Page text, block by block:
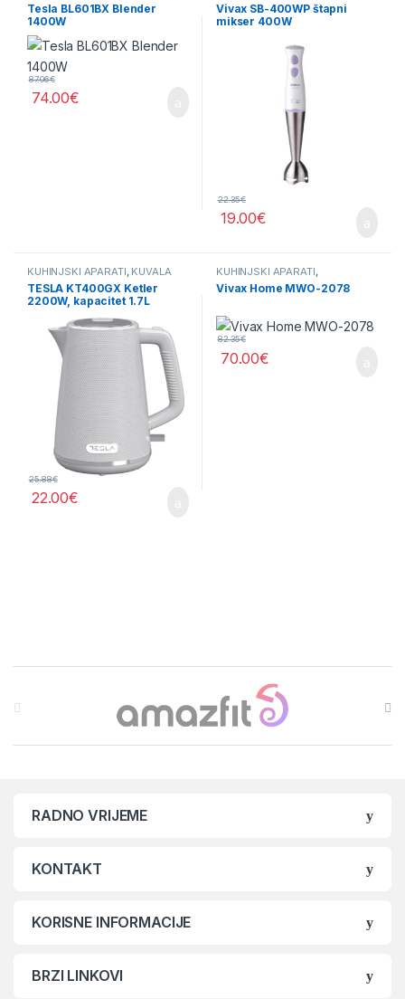
Tesla BL601BX Blender
1400W
87.06€
74.00€
Vivax SB-400WP štapni
mikser 400W
22.35€
19.00€
KUHINJSKI APARATI, KUVALA
TESLA KT400GX Ketler
2200W, kapacitet 1.7L
25.88€
22.00€
KUHINJSKI APARATI,
MIKROTALASNE
Vivax Home MWO-2078
82.35€
70.00€
RADNO VRIJEME
KONTAKT
KORISNE INFORMACIJE
BRZI LINKOVI